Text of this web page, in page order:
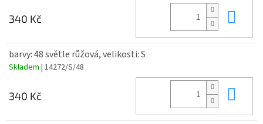
340 Kč
barvy: 48 světle růžová, velikosti: S
Skladem | 14272/S/48
340 Kč